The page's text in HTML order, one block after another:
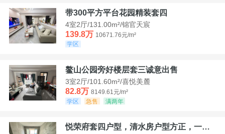
带300平方平台花园精装套四
4室2厅/131.00m²/锦官天宸
139.8万 10671.76元/m²
学区
鳌山公园旁好楼层套三诚意出售
3室2厅/101.60m²/喜悦美麓
82.8万 8149.61元/m²
学区
急售 满两年
悦荣府套四户型，清水房户型方正，一口价94，8